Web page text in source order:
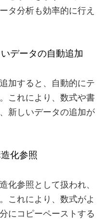
タ分析も効率的に行え
データの自動追加
加すると、自動的にテ
これにより、数式や書
新しいデータの追加が
化参照
化参照として扱われ、
これにより、数式がよ
にコピーペーストする